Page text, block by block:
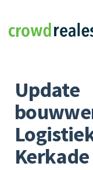
Crowdrealestate
Update
Kerkade